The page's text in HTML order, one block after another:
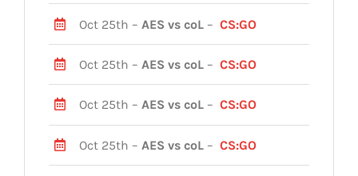
Oct 25th – AES vs coL –CS:GO
Oct 25th –AES vs coL –CS:GO
Oct 25th –AES vs coL –CS:GO
Oct 25th – AES vs coL –CS:GO